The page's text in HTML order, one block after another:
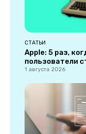
СТАТЬИ
Apple: 5 раз,
пользователи
1 августа 2026